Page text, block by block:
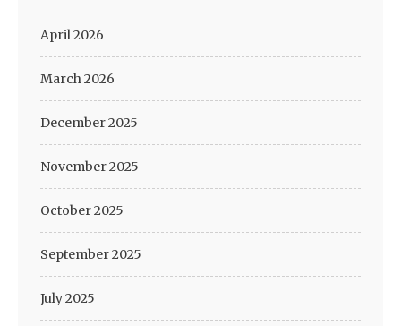
April 2026
March 2026
December 2025
November 2025
October 2025
September 2025
July 2025